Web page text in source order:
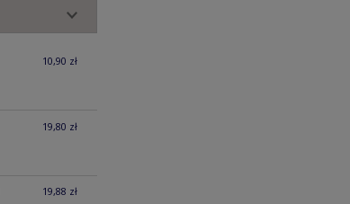
10,90 zł
19,80 zł
19,88 zł